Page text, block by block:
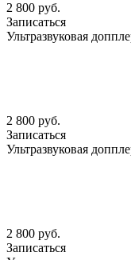
2 800 руб.
Записаться
Ультразвуковая
2 800 руб.
Записаться
Ультразвуковая
2 800 руб.
Записаться